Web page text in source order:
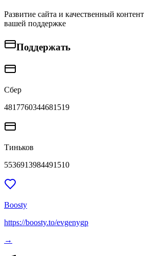
Развитие сайта и качественный
вашей поддержке
Поддержать
Сбер
4817760344681519
Тиньков
5536913984491510
Boosty
https://boosty.to/evgenygp
→